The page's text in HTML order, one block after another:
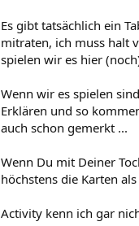
Es gibt tatsächlich ein
mitraten, ich muss halt
spielen wir es hier
Wenn wir es spielen
Erklären und so
auch schon gemerkt ...
Wenn Du mit Deiner
höchstens die Karten
Activity kenn ich gar